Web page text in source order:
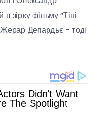
зірку фільму “Тіні
Депардьє – тоді